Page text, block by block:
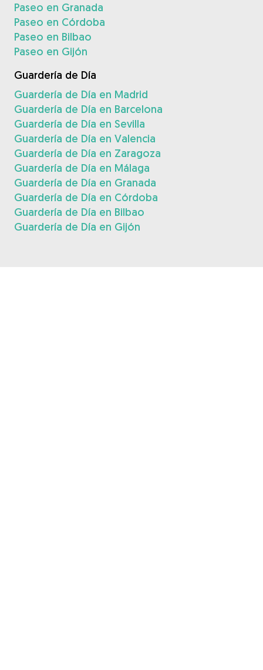
Paseo en Granada
Paseo en Córdoba
Paseo en Bilbao
Paseo en Gijón
Guardería de Día
Guardería de Día en Madrid
Guardería de Día en Barcelona
Guardería de Día en Sevilla
Guardería de Día en Valencia
Guardería de Día en Zaragoza
Guardería de Día en Málaga
Guardería de Día en Granada
Guardería de Día en Córdoba
Guardería de Día en Bilbao
Guardería de Día en Gijón